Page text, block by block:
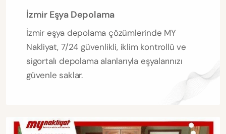
İzmir Eşya Depolama
İzmir eşya depolama çözümlerinde MY
Nakliyat, 7/24 güvenlikli, iklim kontrollü ve
sigortalı depolama alanlarıyla eşyalarınızı
güvenle saklar.